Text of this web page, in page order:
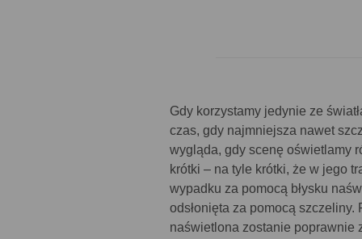
Gdy korzystamy jedynie ze
czas, gdy najmniejsza nawet
wygląda, gdy scenę oświetlamy
krótki – na tyle krótki, że w jego
wypadku za pomocą błysku
odsłonięta za pomocą
naświetlona zostanie poprawnie